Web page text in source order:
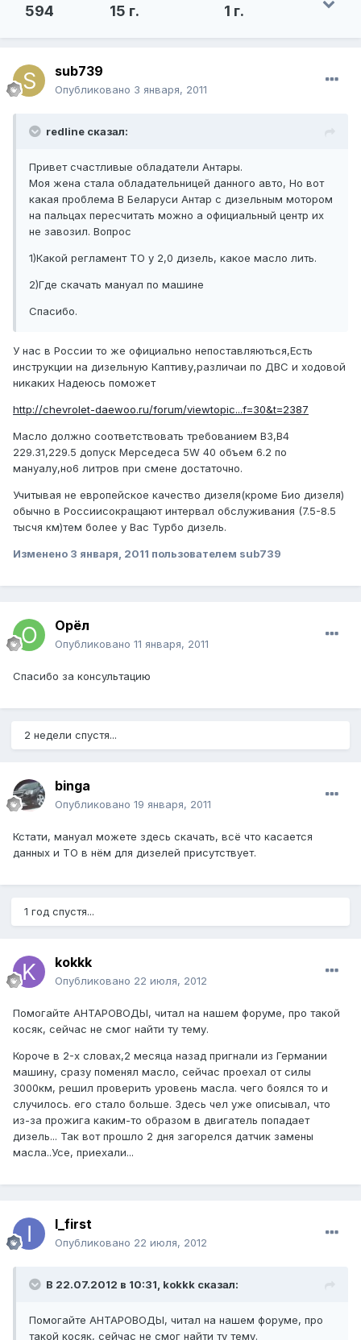
594 15 г. 1 г.
sub739
Опубликовано 3 января, 2011
redline сказал:
Привет счастливые обладатели Антары.
Моя жена стала обладательницей данного авто, Но вот
какая проблема В Беларуси Антар с дизельным мотором
на пальцах пересчитать можно а официальный центр их
не завозил. Вопрос
1)Какой регламент ТО у 2,0 дизель, какое масло лить.
2)Где скачать мануал по машине
Спасибо.
У нас в России то же официально непоставляються,Есть
инструкции на дизельную Каптиву,различаи по ДВС и ходовой
никаких Надеюсь поможет
http://chevrolet-daewoo.ru/forum/viewtopic...f=30&t=2387
Масло должно соответствовать требованием В3,В4
229.31,229.5 допуск Мерседеса 5W 40 объем 6.2 по
мануалу,но6 литров при смене достаточно.
Учитывая не европейское качество дизеля(кроме Био дизеля)
обычно в Россиисокращают интервал обслуживания (7.5-8.5
тысчя км)тем более у Вас Турбо дизель.
Изменено 3 января, 2011 пользователем sub739
Орёл
Опубликовано 11 января, 2011
Спасибо за консультацию
2 недели спустя...
binga
Опубликовано 19 января, 2011
Кстати, мануал можете здесь скачать, всё что касается
данных и ТО в нём для дизелей присутствует.
1 год спустя...
kokkk
Опубликовано 22 июля, 2012
Помогайте АНТАРОВОДЫ, читал на нашем форуме, про такой
косяк, сейчас не смог найти ту тему.
Короче в 2-х словах,2 месяца назад пригнали из Германии
машину, сразу поменял масло, сейчас проехал от силы
3000км, решил проверить уровень масла. чего боялся то и
случилось. его стало больше. Здесь чел уже описывал, что
из-за прожига каким-то образом в двигатель попадает
дизель... Так вот прошло 2 дня загорелся датчик замены
масла..Усе, приехали...
I_first
Опубликовано 22 июля, 2012
В 22.07.2012 в 10:31, kokkk сказал:
Помогайте АНТАРОВОДЫ, читал на нашем форуме, про
такой косяк, сейчас не смог найти ту тему.